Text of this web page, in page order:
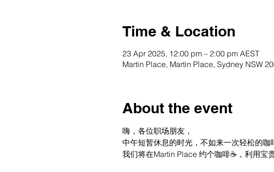
Time & Location
23 Apr 2025, 12:00 pm – 2:00 pm AEST
Martin Place, Martin Place, Sydney NSW
About the event
嗨，各位职场朋友，
中午短暂休息的时光，不如来一次轻松的咖
我们将在Martin Place 约个咖啡☕️，利用宝